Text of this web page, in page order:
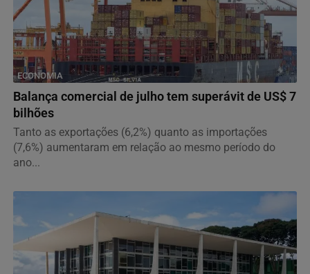
ECONOMIA
Balança comercial de julho tem superávit de US$ 7
bilhões
Tanto as exportações (6,2%) quanto as importações
(7,6%) aumentaram em relação ao mesmo período do
ano...